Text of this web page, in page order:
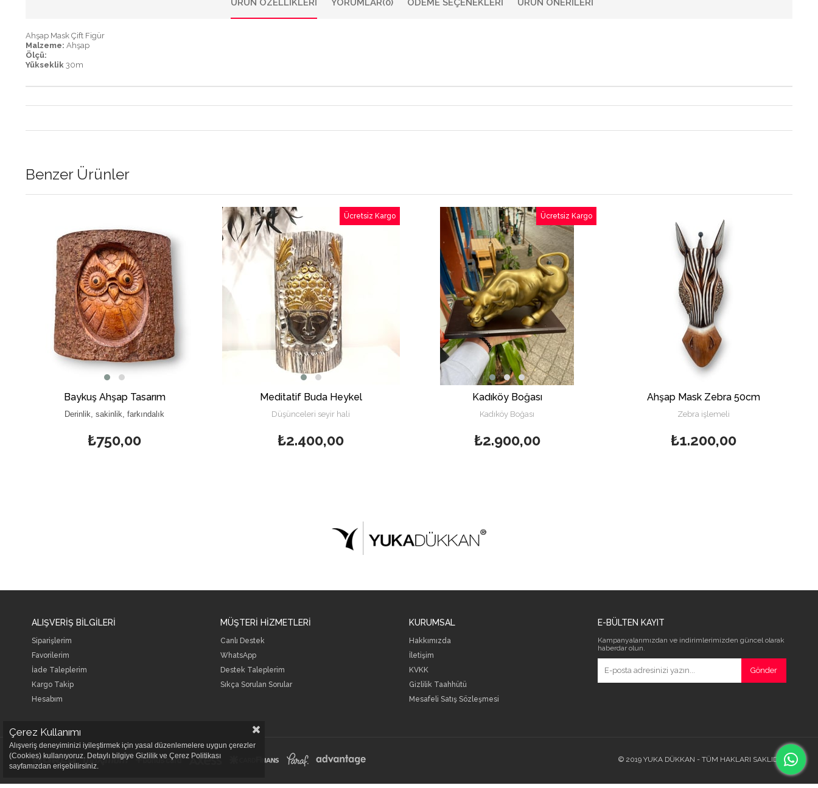
ÜRÜN ÖZELLIKLERI YORUMLAR(0) ÖDEME SEÇENEKLERI ÜRÜN ÖNERILERI
Ahşap Mask Çift Figür
Malzeme: Ahşap
Ölçü:
Yükseklik 30m
Benzer Ürünler
Baykuş Ahşap Tasarım
Derinlik, sakinlik, farkındalık
₺750,00
Meditatif Buda Heykel
Düşünceleri seyir hali
₺2.400,00
Ücretsiz Kargo
Kadıköy Boğası
Kadıköy Boğası
₺2.900,00
Ücretsiz Kargo
Ahşap Mask Zebra 50cm
Zebra işlemeli
₺1.200,00
ALIŞVERİŞ BİLGİLERİ
Siparişlerim
Favorilerim
İade Taleplerim
Kargo Takip
Hesabım
MÜŞTERİ HİZMETLERİ
Canlı Destek
WhatsApp
Destek Taleplerim
Sıkça Sorulan Sorular
KURUMSAL
Hakkımızda
İletişim
KVKK
Gizlilik Taahhütü
Mesafeli Satış Sözleşmesi
E-BÜLTEN KAYIT
Kampanyalarımızdan ve indirimlerimizden güncel olarak
haberdar olun.
Gönder
© 2019 YUKA DÜKKAN - TÜM HAKLARI SAKLIDIR.
Çerez Kullanımı
Alışveriş deneyiminizi iyileştirmek için yasal düzenlemelere uygun çerezler
(Cookies) kullanıyoruz. Detaylı bilgiye Gizlilik ve Çerez Politikası
sayfamızdan erişebilirsiniz.